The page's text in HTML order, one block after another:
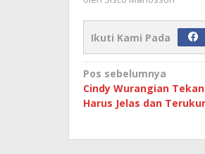
Ikuti Kami Pada
Navigasi
pos
Pos sebelumnya
Cindy Wurangian
Harus Jelas dan Terukur